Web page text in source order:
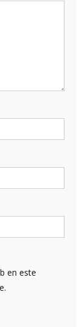
en este